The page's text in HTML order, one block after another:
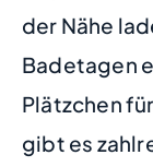
der Nähe
Badetagen
Plätzchen
gibt es